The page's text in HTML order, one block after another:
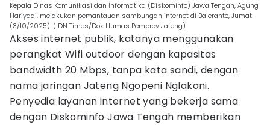
Kepala Dinas Komunikasi dan Informatika (Diskominfo) Jawa Tengah, Agung
Hariyadi, melakukan pemantauan sambungan internet di Balerante, Jumat
(3/10/2025). (IDN Times/Dok Humas Pemprov Jateng)
Akses internet publik, katanya menggunakan
perangkat Wifi outdoor dengan kapasitas
bandwidth 20 Mbps, tanpa kata sandi, dengan
nama jaringan Jateng Ngopeni Nglakoni.
Penyedia layanan internet yang bekerja sama
dengan Diskominfo Jawa Tengah memberikan